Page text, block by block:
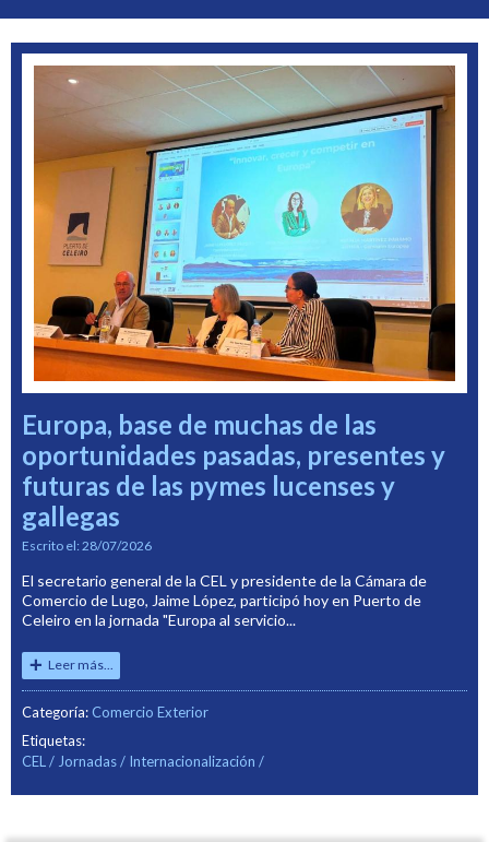
Europa, base de muchas de las
oportunidades pasadas, presentes y
futuras de las pymes lucenses y
gallegas
Escrito el: 28/07/2026
El secretario general de la CEL y presidente de la Cámara de
Comercio de Lugo, Jaime López, participó hoy en Puerto de
Celeiro en la jornada "Europa al servicio...
Leer más...
Categoría: Comercio Exterior
Etiquetas:
CEL
Jornadas Internacionalización